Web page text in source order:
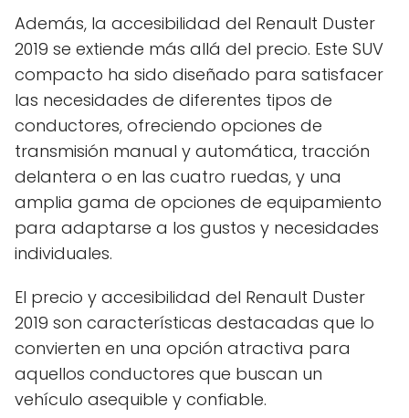
Además, la accesibilidad del Renault Duster
2019 se extiende más allá del precio. Este SUV
compacto ha sido diseñado para satisfacer
las necesidades de diferentes tipos de
conductores, ofreciendo opciones de
transmisión manual y automática, tracción
delantera o en las cuatro ruedas, y una
amplia gama de opciones de equipamiento
para adaptarse a los gustos y necesidades
individuales.
El precio y accesibilidad del Renault Duster
2019 son características destacadas que lo
convierten en una opción atractiva para
aquellos conductores que buscan un
vehículo asequible y confiable.